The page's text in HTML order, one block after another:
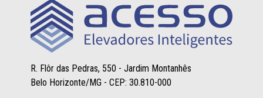
R. Flôr das Pedras, 550 - Jardim Montanhês
Belo Horizonte/MG - CEP: 30.810-000